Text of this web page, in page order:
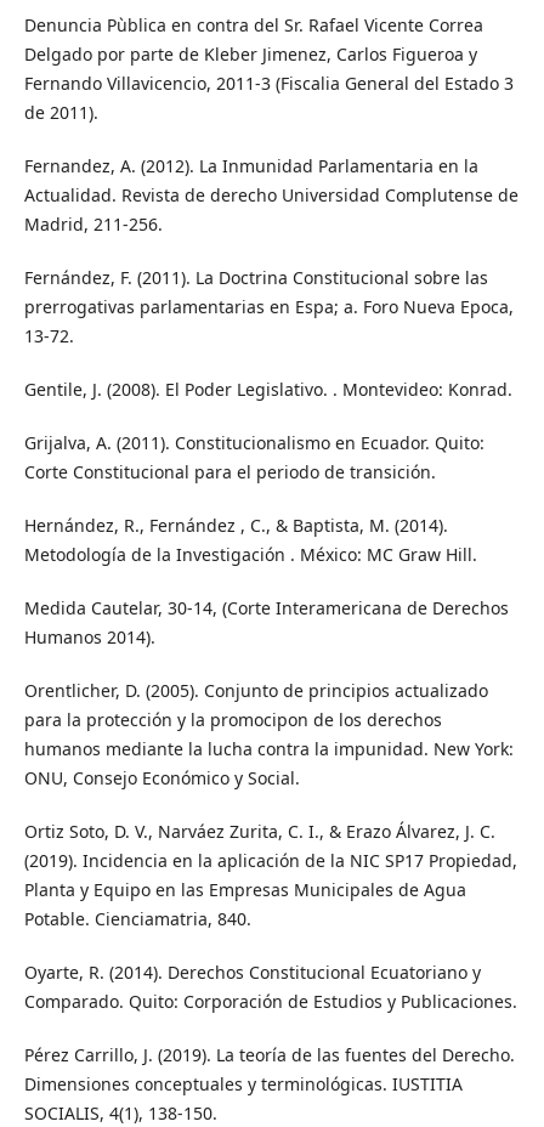
Denuncia Pùblica en contra del Sr. Rafael Vicente Correa
Delgado por parte de Kleber Jimenez, Carlos Figueroa y
Fernando Villavicencio, 2011-3 (Fiscalia General del Estado 3
de 2011).
Fernandez, A. (2012). La Inmunidad Parlamentaria en la
Actualidad. Revista de derecho Universidad Complutense de
Madrid, 211-256.
Fernández, F. (2011). La Doctrina Constitucional sobre las
prerrogativas parlamentarias en Espa; a. Foro Nueva Epoca,
13-72.
Gentile, J. (2008). El Poder Legislativo. . Montevideo: Konrad.
Grijalva, A. (2011). Constitucionalismo en Ecuador. Quito:
Corte Constitucional para el periodo de transición.
Hernández, R., Fernández , C., & Baptista, M. (2014).
Metodología de la Investigación . México: MC Graw Hill.
Medida Cautelar, 30-14, (Corte Interamericana de Derechos
Humanos 2014).
Orentlicher, D. (2005). Conjunto de principios actualizado
para la protección y la promocipon de los derechos
humanos mediante la lucha contra la impunidad. New York:
ONU, Consejo Económico y Social.
Ortiz Soto, D. V., Narváez Zurita, C. I., & Erazo Álvarez, J. C.
(2019). Incidencia en la aplicación de la NIC SP17 Propiedad,
Planta y Equipo en las Empresas Municipales de Agua
Potable. Cienciamatria, 840.
Oyarte, R. (2014). Derechos Constitucional Ecuatoriano y
Comparado. Quito: Corporación de Estudios y Publicaciones.
Pérez Carrillo, J. (2019). La teoría de las fuentes del Derecho.
Dimensiones conceptuales y terminológicas. IUSTITIA
SOCIALIS, 4(1), 138-150.